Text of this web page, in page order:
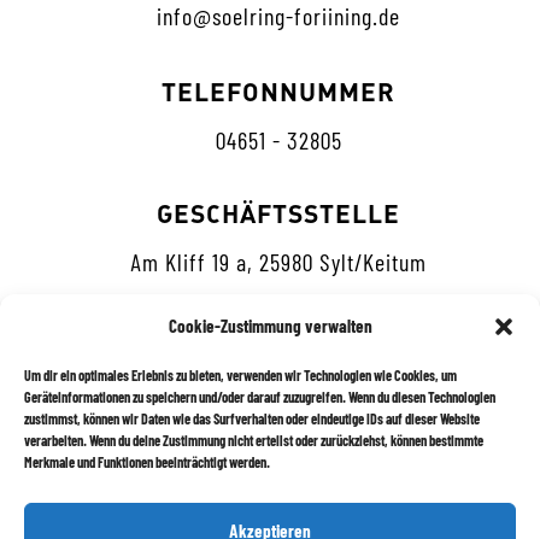
Cookie-Zustimmung verwalten
Um dir ein optimales Erlebnis zu bieten, verwenden wir Technologien wie Cookies, um
Geräteinformationen zu speichern und/oder darauf zuzugreifen. Wenn du diesen Technologien
zustimmst, können wir Daten wie das Surfverhalten oder eindeutige IDs auf dieser Website
verarbeiten. Wenn du deine Zustimmung nicht erteilst oder zurückziehst, können bestimmte
Merkmale und Funktionen beeinträchtigt werden.
Akzeptieren
info@soelring-foriining.de
TELEFONNUMMER
04651 - 32805
GESCHÄFTSSTELLE
Am Kliff 19 a, 25980 Sylt/Keitum
Datenschutz